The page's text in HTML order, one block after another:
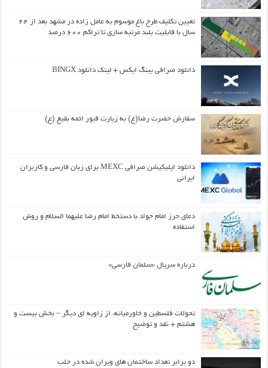
تعیین تکلیف طرح باغ موسوم به عامل زاده در مشهد بعد از ۲۲
سال با قابلیت بلند مرتبه سازی تا تراکم ۶۰۰ درصد
دانلود صرافی بینگ ایکس + لینک دانلود BINGX
سفارش حضرت رضا(ع) به زیارت قبور ائمه بقیع (ع)
دانلود اپلیکیشن صرافی MEXC برای زبان فارسی و کاربران
ایرانی
دعای حرز امام جواد با دستخط امام رضا علیهما السلام و روش
استفاده
درباره سریال «سلمان فارسی»
تحولات فلسطین و خاورمیانه، از زاویه ای دیگر – بخش بیست و
هشتم + نقد و توضیح
دو برابر تعداد ساختمان های ویران شده در حلب